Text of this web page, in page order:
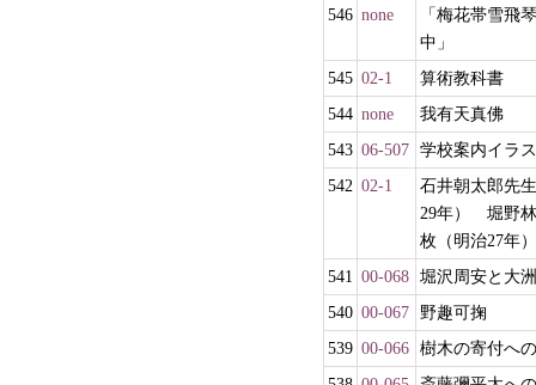
546 none
「梅花帯雪飛
中」
545 02-1
算術教科書
544 none
我有天真佛
543 06-507 学校案内イラ
542 02-1
石井朝太郎先
29年） 堀野林
枚（明治27年）
541 00-068 堀沢周安と大洲
540 00-067 野趣可掬
539 00-066 樹木の寄付へ